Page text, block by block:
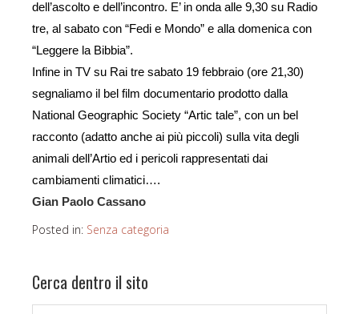
dell’ascolto e dell’incontro. E’ in onda alle 9,30 su Radio
tre, al sabato con “Fedi e Mondo” e alla domenica con
“Leggere la Bibbia”.
Infine in TV su Rai tre sabato 19 febbraio (ore 21,30)
segnaliamo il bel film documentario prodotto dalla
National Geographic Society “Artic tale”, con un bel
racconto (adatto anche ai più piccoli) sulla vita degli
animali dell’Artio ed i pericoli rappresentati dai
cambiamenti climatici….
Gian Paolo Cassano
Posted in: Senza categoria
Cerca dentro il sito